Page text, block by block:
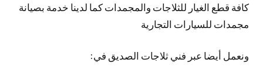
كافة قطع الغيار للثلاجات والمجمدات كما لدينا خدمة بصيانة
مجمدات للسيارات التجارية
ونعمل أيضا عبر فني ثلاجات الصديق في: